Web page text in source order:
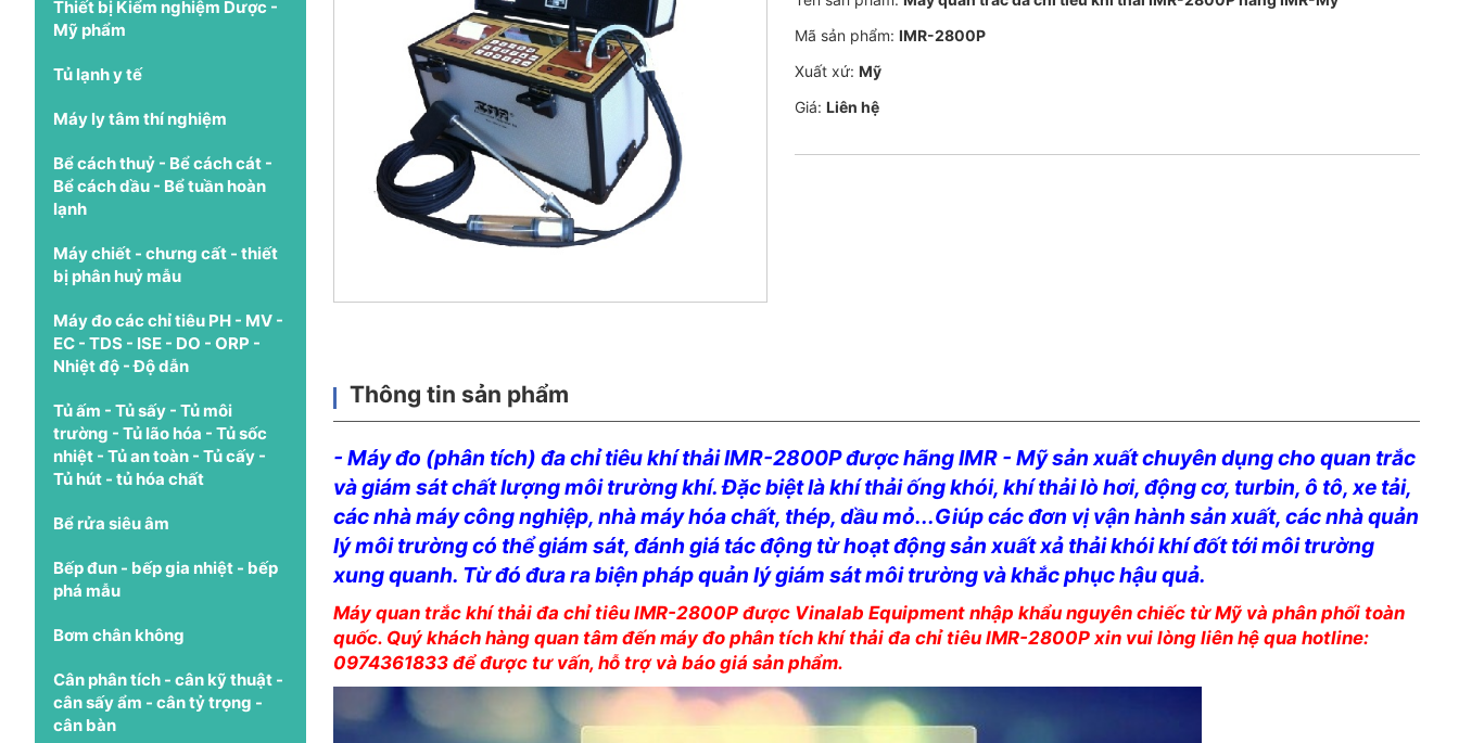
Thiết bị Kiểm nghiệm Dược -
Mỹ phẩm
Tủ lạnh y tế
Máy ly tâm thí nghiệm
Bể cách thuỷ - Bể cách cát -
Bể cách dầu - Bể tuần hoàn
lạnh
Máy chiết - chưng cất - thiết
bị phân huỷ mẫu
Máy đo các chỉ tiêu PH - MV -
EC - TDS - ISE - DO - ORP -
Nhiệt độ - Độ dẫn
Tủ ấm - Tủ sấy - Tủ môi
trường - Tủ lão hóa - Tủ sốc
nhiệt - Tủ an toàn - Tủ cấy -
Tủ hút - tủ hóa chất
Bể rửa siêu âm
Bếp đun - bếp gia nhiệt - bếp
phá mẫu
Bơm chân không
Cân phân tích - cân kỹ thuật -
cân sấy ẩm - cân tỷ trọng -
cân bàn
Mã sản phẩm: IMR-2800P
Xuất xứ: Mỹ
Giá: Liên hệ
Thông tin sản phẩm
- Máy đo (phân tích) đa chỉ tiêu khí thải IMR-2800P được hãng IMR - Mỹ sản xuất chuyên dụng cho quan trắc
và giám sát chất lượng môi trường khí. Đặc biệt là khí thải ống khói, khí thải lò hơi, động cơ, turbin, ô tô, xe tải,
các nhà máy công nghiệp, nhà máy hóa chất, thép, dầu mỏ...Giúp các đơn vị vận hành sản xuất, các nhà quản
lý môi trường có thể giám sát, đánh giá tác động từ hoạt động sản xuất xả thải khói khí đốt tới môi trường
xung quanh. Từ đó đưa ra biện pháp quản lý giám sát môi trường và khắc phục hậu quả.
Máy quan trắc khí thải đa chỉ tiêu IMR-2800P được Vinalab Equipment nhập khẩu nguyên chiếc từ Mỹ và phân phối toàn
quốc. Quý khách hàng quan tâm đến máy đo phân tích khí thải đa chỉ tiêu IMR-2800P xin vui lòng liên hệ qua hotline:
0974361833 để được tư vấn, hỗ trợ và báo giá sản phẩm.